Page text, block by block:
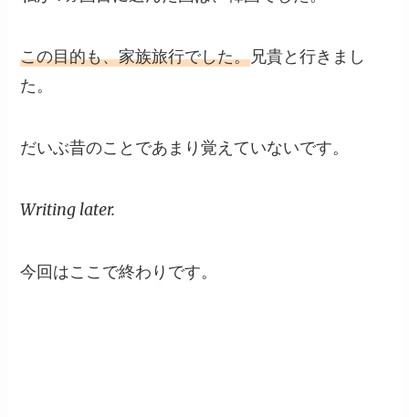
この目的も、家族旅行でした。兄貴と行きまし
た。
だいぶ昔のことであまり覚えていないです。
Writing later.
今回はここで終わりです。